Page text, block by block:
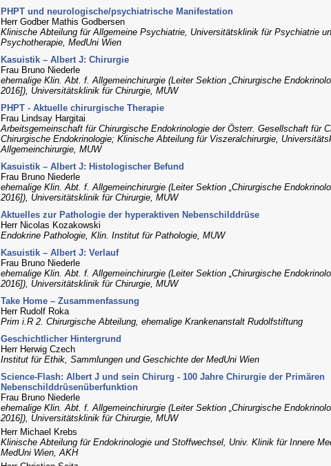
PHPT und neurologische/psychiatrische Manifestation
Herr Godber Mathis Godbersen
Klinische Abteilung für Allgemeine Psychiatrie, Universitätsklinik für Psychiatrie
Psychotherapie, MedUni Wien
Kasuistik – Albert J: Chirurgie
Frau Bruno Niederle
ehemalige Klin. Abt. f. Allgemeinchirurgie (Leiter Sektion „Chirurgische
2016]), Universitätsklinik für Chirurgie, MUW
PHPT - Aktuelle chirurgische Therapie
Frau Lindsay Hargitai
Arbeitsgemeinschaft für Chirurgische Endokrinologie der Österr. Gesellschaft für
Chirurgische Endokrinologie; Klinische Abteilung für Viszeralchirurgie,
Allgemeinchirurgie, MUW
Kasuistik – Albert J: Histologischer Befund
Frau Bruno Niederle
ehemalige Klin. Abt. f. Allgemeinchirurgie (Leiter Sektion „Chirurgische
2016]), Universitätsklinik für Chirurgie, MUW
Aktuelles zur Pathologie der hyperaktiven Nebenschilddrüse
Herr Nicolas Kozakowski
Endokrine Pathologie, Klin. Institut für Pathologie, MUW
Kasuistik – Albert J: Verlauf
Frau Bruno Niederle
ehemalige Klin. Abt. f. Allgemeinchirurgie (Leiter Sektion „Chirurgische
2016]), Universitätsklinik für Chirurgie, MUW
Take Home – Zusammenfassung
Herr Rudolf Roka
Prim i.R 2. Chirurgische Abteilung, ehemalige Krankenanstalt Rudolfstiftung
Geschichtlicher Hintergrund
Herr Herwig Czech
Institut für Ethik, Sammlungen und Geschichte der MedUni Wien
Science-Flash: Albert J und sein Chirurg - 100 Jahre Chirurgie der Primären
Nebenschilddrüsenüberfunktion
Frau Bruno Niederle
ehemalige Klin. Abt. f. Allgemeinchirurgie (Leiter Sektion „Chirurgische
2016]), Universitätsklinik für Chirurgie, MUW
Herr Michael Krebs
Klinische Abteilung für Endokrinologie und Stoffwechsel, Univ. Klinik für Innere
MedUni Wien, AKH